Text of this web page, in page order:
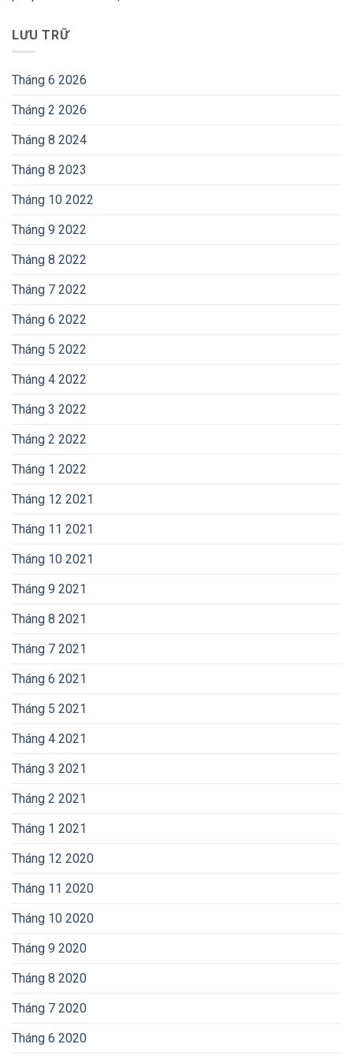
LƯU TRỮ
Tháng 6 2026
Tháng 2 2026
Tháng 8 2024
Tháng 8 2023
Tháng 10 2022
Tháng 9 2022
Tháng 8 2022
Tháng 7 2022
Tháng 6 2022
Tháng 5 2022
Tháng 4 2022
Tháng 3 2022
Tháng 2 2022
Tháng 1 2022
Tháng 12 2021
Tháng 11 2021
Tháng 10 2021
Tháng 9 2021
Tháng 8 2021
Tháng 7 2021
Tháng 6 2021
Tháng 5 2021
Tháng 4 2021
Tháng 3 2021
Tháng 2 2021
Tháng 1 2021
Tháng 12 2020
Tháng 11 2020
Tháng 10 2020
Tháng 9 2020
Tháng 8 2020
Tháng 7 2020
Tháng 6 2020